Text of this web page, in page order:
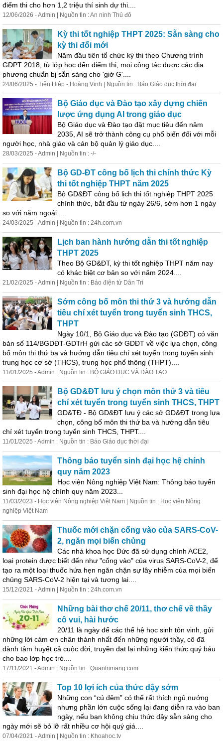
điểm thi cho hơn 1,2 triệu thí sinh dự thi....
12/06/2026 - Admin | Nguồn tin : An ninh Thủ đô
Kỳ thi tốt nghiệp THPT 2025: Sẵn sàng cho
kỳ thi đổi mới
Năm đầu tiên tổ chức kỳ thi theo Chương trình
GDPT 2018, từ lớp học đến điểm thi, mọi công tác được các địa
phương chuẩn bị sẵn sàng cho 'giờ G'....
24/06/2025 - Tiến Hiệp - Hoàng Vinh | Nguồn tin : Báo Giáo dục thời đại
Bộ Giáo dục và Đào tạo xây dựng chiến
lược ứng dụng AI trong giáo dục
Bộ Giáo dục và Đào tạo đặt mục tiêu đến năm
2035, AI sẽ trở thành công cụ phổ biến đối với mỗi
người học, nhà giáo và cán bộ quản lý giáo dục....
28/03/2025 - Admin | Nguồn tin : -/-
Bộ GD-ĐT công bố lịch thi chính thức Kỳ
thi tốt nghiệp THPT năm 2025
Bộ GD&ĐT công bố lịch thi tốt nghiệp THPT 2025
chính thức, bắt đầu từ ngày 26/6, sớm hơn 1 ngày
so với năm ngoái....
24/03/2025 - Admin | Nguồn tin : 24h.com.vn
Lịch ban hành hướng dẫn thi tốt nghiệp
THPT 2025
Theo Bộ GD&ĐT, kỳ thi tốt nghiệp THPT năm nay
có khác biệt cơ bản so với năm 2024....
21/02/2025 - Admin | Nguồn tin : Báo điện tử Dân Trí
Sớm công bố môn thi thứ 3 và hướng dẫn
tiêu chí xét tuyển trong tuyển sinh THCS,
THPT
Ngày 10/1, Bộ Giáo dục và Đào tạo (GDĐT) có văn
bản số 114/BGDĐT-GDTrH gửi các sở GDĐT về việc lựa chọn, công
bố môn thi thứ ba và hướng dẫn tiêu chí xét tuyển trong tuyển sinh
trung học cơ sở (THCS), trung học phổ thông (THPT)....
11/01/2025 - Admin | Nguồn tin : BỘ GIÁO DỤC VÀ ĐÀO TẠO
Bộ GD&ĐT lưu ý chọn môn thứ 3 và tiêu
chí xét tuyển trong tuyển sinh THCS, THPT
GD&TĐ - Bộ GD&ĐT lưu ý các sở GD&ĐT trong lựa
chọn, công bố môn thi thứ ba và hướng dẫn tiêu
chí xét tuyển trong tuyển sinh THCS, THPT....
11/01/2025 - Admin | Nguồn tin : Báo Giáo dục thời đại
Thông báo tuyển sinh đại học hệ chính
quy năm 2023
Học viện Nông nghiệp Việt Nam: Thông báo tuyển
sinh đại học hệ chính quy năm 2023...
11/03/2023 - Học viện Nông nghiệp Việt Nam | Nguồn tin : Học viện Nông
nghiệp Việt Nam
Thuốc mới chặn cổng vào của SARS-CoV-
2, ngăn mọi biến chủng
Các nhà khoa học Đức đã sử dụng chính ACE2,
loại protein được biết đến như "cổng vào" của virus SARS-CoV-2, để
tạo ra một loại thuốc hứa hẹn ngăn chặn sự lây nhiễm của mọi biến
chủng SARS-CoV-2 hiện tại và tương lai....
15/12/2021 - Admin | Nguồn tin : 24h.com.vn
Những bài thơ chế 20/11, thơ chế về thầy
cô vui, hài hước
20/11 là ngày để các thế hệ học sinh tôn vinh, gửi
những lời cảm ơn chân thành nhất đến những người thầy, cô đã
dành tâm huyết cả cuộc đời, truyền đạt lại những kiến thức quý báu
cho bao lớp học trò....
17/11/2021 - Admin | Nguồn tin : Quantrimang.com
Top 10 lợi ích của thức dậy sớm
Những con “cú đêm” có thể rất thích ngủ nướng
nhưng phần lớn cuộc sống lại đang diễn ra vào ban
ngày, nếu bạn không chịu thức dậy sẵn sàng cho
ngày mới sẽ bỏ lỡ rất nhiều cơ hội quý giá....
07/04/2021 - Admin | Nguồn tin : Khoahoc.tv